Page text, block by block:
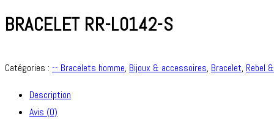
BRACELET RR-L0142-S
Catégories : -- Bracelets homme, Bijoux & accessoires, Bracelet, Rebel
Description
Avis (0)